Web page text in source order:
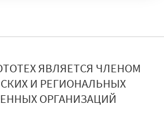
ЯВЛЯЕТСЯ ЧЛЕНОМ
И РЕГИОНАЛЬНЫХ
ОРГАНИЗАЦИЙ